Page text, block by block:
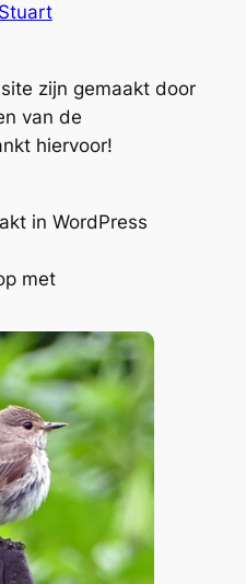
zijn gemaakt door
van de
hiervoor!
in WordPress
met